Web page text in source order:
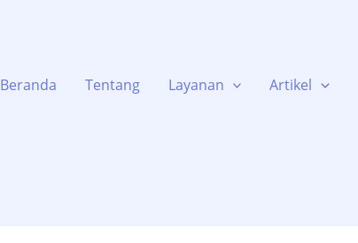
Beranda
Tentang Layanan Artikel